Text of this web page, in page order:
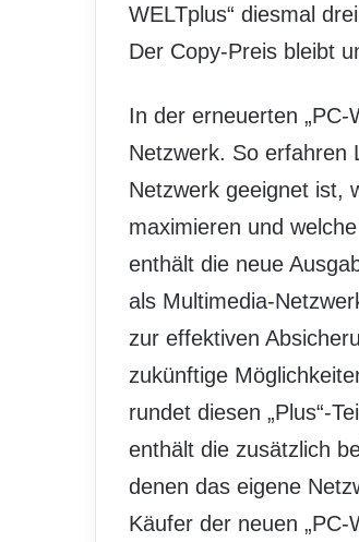
WELTplus“ diesmal
Der Copy-Preis bleibt
In der erneuerten „PC-
Netzwerk. So erfahren
Netzwerk geeignet ist,
maximieren und
enthält die neue
als Multimedia-
zur effektiven
zukünftige
rundet diesen „Plus“-
enthält die zusätzlich
denen das eigene
Käufer der neuen